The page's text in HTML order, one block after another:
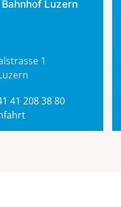
Luzern
1
41 208 38 80